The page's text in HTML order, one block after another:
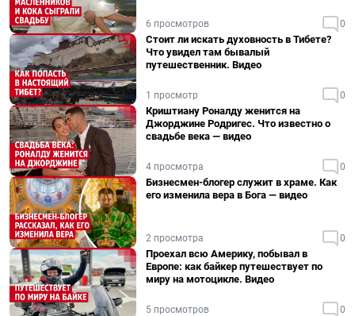
6 просмотров 0
Стоит ли искать духовность в Тибете?
Что увидел там бывалый
путешественник. Видео
1 просмотр 0
Криштиану Роналду женится на
Джорджине Родригес. Что известно о
свадьбе века — видео
4 просмотра 0
Бизнесмен-блогер служит в храме. Как
его изменила вера в Бога — видео
2 просмотра 0
Проехал всю Америку, побывал в
Европе: как байкер путешествует по
миру на мотоцикле. Видео
5 просмотров 0